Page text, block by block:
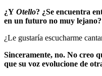
¿Y Otello? ¿Se encuentra
en un futuro no muy lejano?
¿Le gustaría escucharme
Sinceramente, no. No creo
que su voz evolucione de